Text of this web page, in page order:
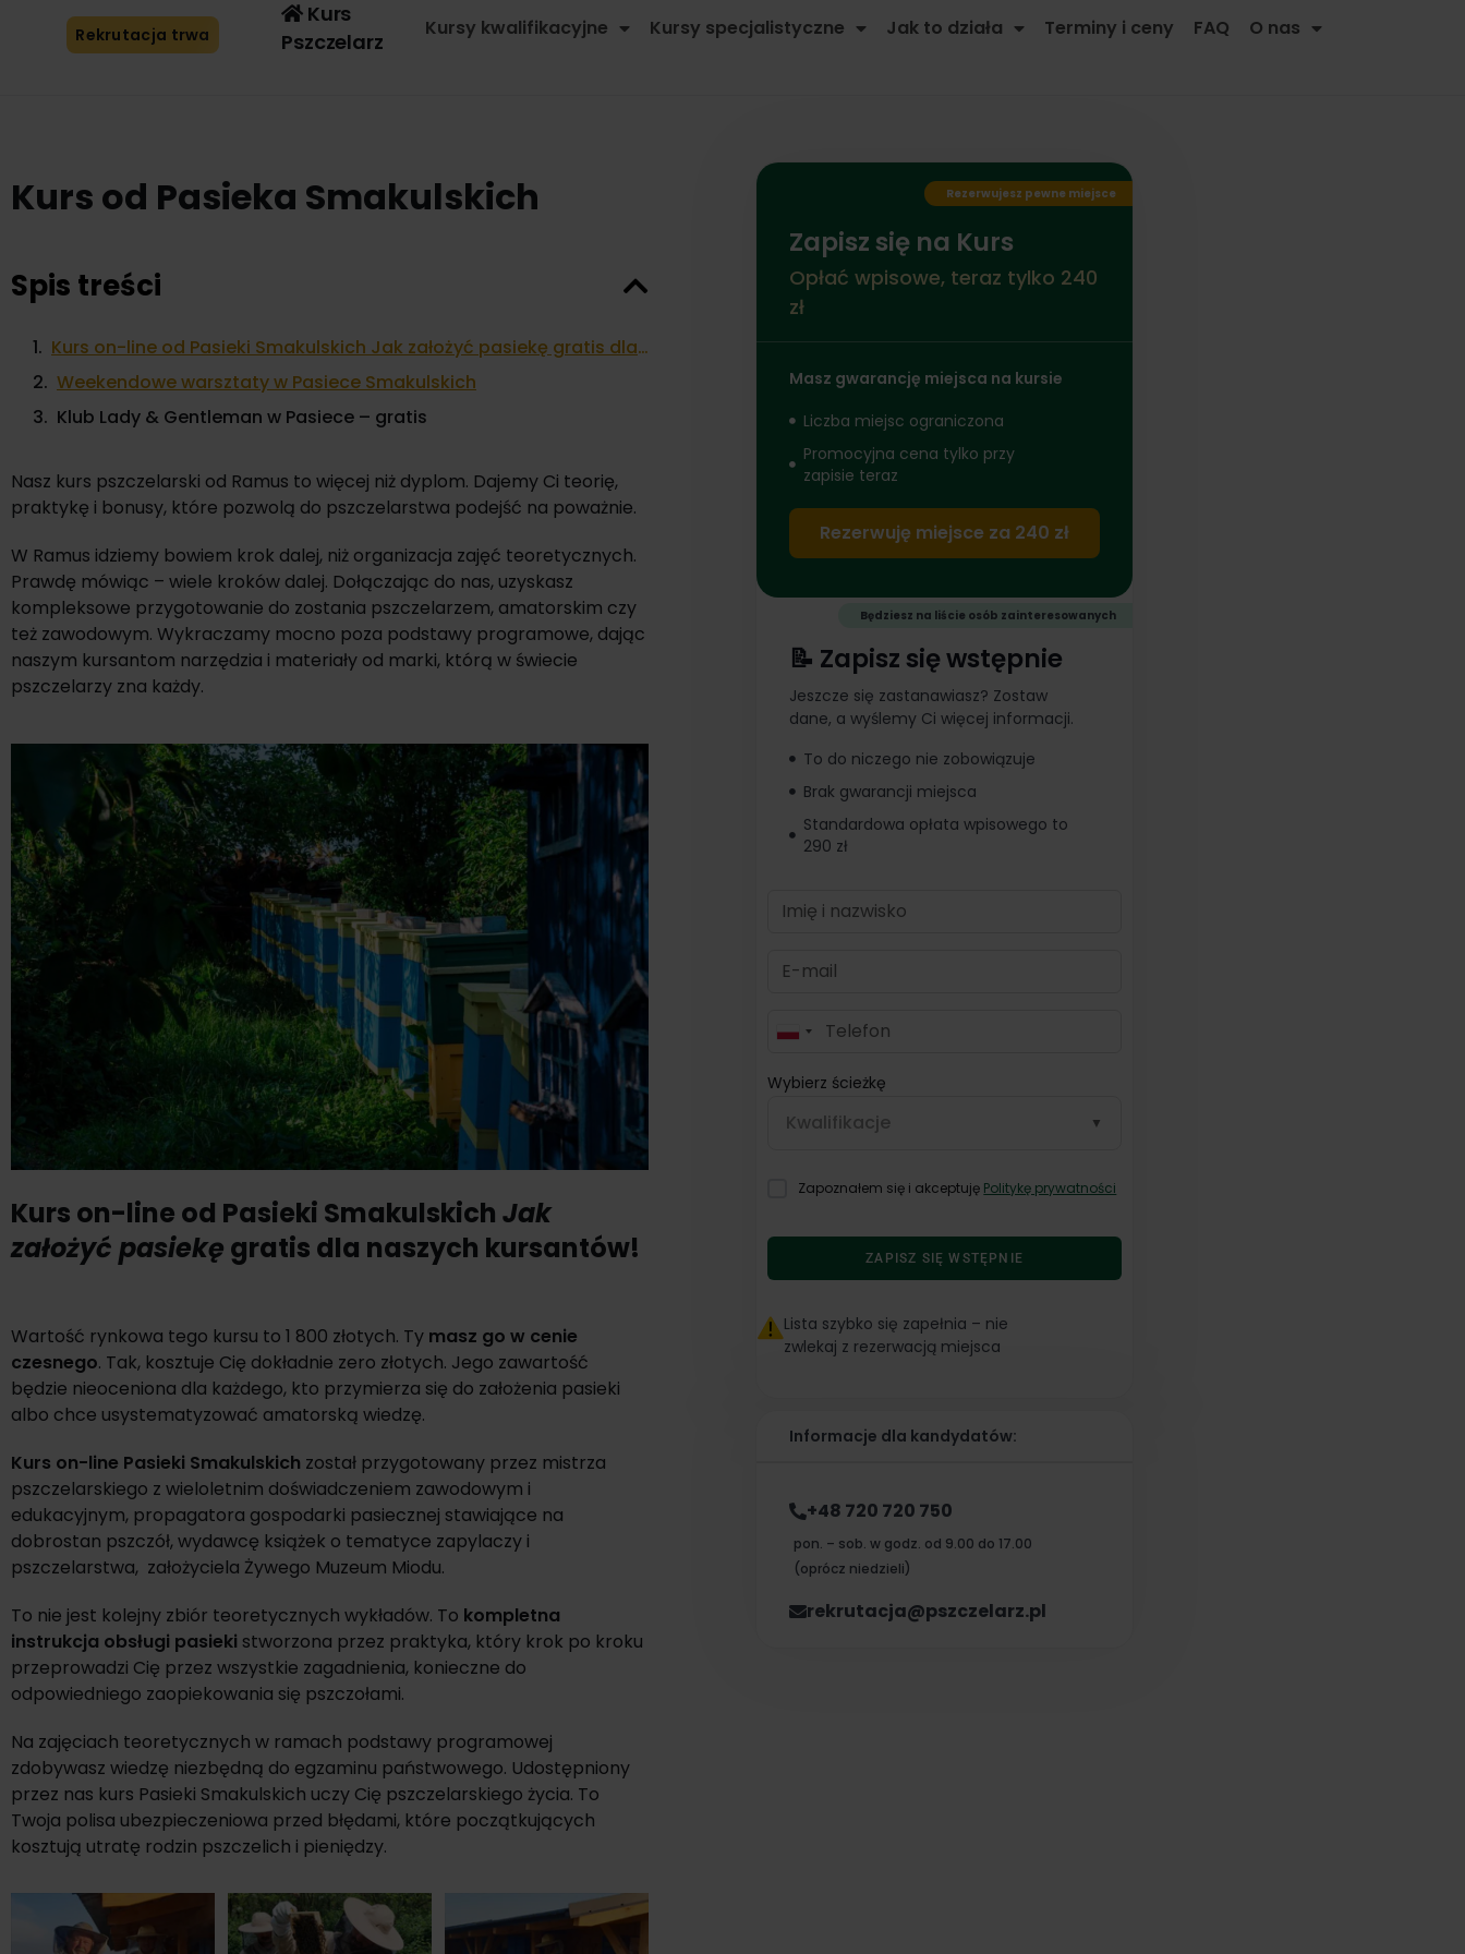
Rekrutacja trwa
Kurs
Pszczelarz
Kursy kwalifikacyjne Kursy specjalistyczne Jak to działa Terminy i ceny FAQ O nas
Kurs od Pasieka Smakulskich
Spis treści
Kurs on-line od Pasieki Smakulskich Jak założyć pasiekę gratis dla naszych kursantów!
Weekendowe warsztaty w Pasiece Smakulskich
Klub Lady & Gentleman w Pasiece – gratis
Nasz kurs pszczelarski od Ramus to więcej niż dyplom. Dajemy Ci teorię,
praktykę i bonusy, które pozwolą do pszczelarstwa podejść na poważnie.
W Ramus idziemy bowiem krok dalej, niż organizacja zajęć teoretycznych.
Prawdę mówiąc – wiele kroków dalej. Dołączając do nas, uzyskasz
kompleksowe przygotowanie do zostania pszczelarzem, amatorskim czy
też zawodowym. Wykraczamy mocno poza podstawy programowe, dając
naszym kursantom narzędzia i materiały od marki, którą w świecie
pszczelarzy zna każdy.
Kurs on-line od Pasieki Smakulskich Jak
założyć pasiekę gratis dla naszych kursantów!
Wartość rynkowa tego kursu to 1 800 złotych. Ty masz go w cenie
czesnego. Tak, kosztuje Cię dokładnie zero złotych. Jego zawartość
będzie nieoceniona dla każdego, kto przymierza się do założenia pasieki
albo chce usystematyzować amatorską wiedzę.
Kurs on-line Pasieki Smakulskich został przygotowany przez mistrza
pszczelarskiego z wieloletnim doświadczeniem zawodowym i
edukacyjnym, propagatora gospodarki pasiecznej stawiające na
dobrostan pszczół, wydawcę książek o tematyce zapylaczy i
pszczelarstwa, założyciela Żywego Muzeum Miodu.
To nie jest kolejny zbiór teoretycznych wykładów. To kompletna
instrukcja obsługi pasieki stworzona przez praktyka, który krok po kroku
przeprowadzi Cię przez wszystkie zagadnienia, konieczne do
odpowiedniego zaopiekowania się pszczołami.
Na zajęciach teoretycznych w ramach podstawy programowej
zdobywasz wiedzę niezbędną do egzaminu państwowego. Udostępniony
przez nas kurs Pasieki Smakulskich uczy Cię pszczelarskiego życia. To
Twoja polisa ubezpieczeniowa przed błędami, które początkujących
kosztują utratę rodzin pszczelich i pieniędzy.
Rezerwujesz pewne miejsce
Zapisz się na Kurs
Opłać wpisowe, teraz tylko 240
zł
Masz gwarancję miejsca na kursie
Liczba miejsc ograniczona
Promocyjna cena tylko przy
zapisie teraz
Rezerwuję miejsce za 240 zł
Będziesz na liście osób zainteresowanych
📝 Zapisz się wstępnie
Jeszcze się zastanawiasz? Zostaw
dane, a wyślemy Ci więcej informacji.
To do niczego nie zobowiązuje
Brak gwarancji miejsca
Standardowa opłata wpisowego to
290 zł
P
l
Wybierz ścieżkę
Kwalifikacje ▼
Pszczelarstwa
ROL.09 - Uzupełnienie do Technika
Zapoznałem się i akceptuję Politykę prywatności
ZAPISZ SIĘ WSTĘPNIE
Lista szybko się zapełnia – nie
zwlekaj z rezerwacją miejsca
Informacje dla kandydatów:
+48 720 720 750
pon. – sob. w godz. od 9.00 do 17.00
(oprócz niedzieli)
rekrutacja@pszczelarz.pl